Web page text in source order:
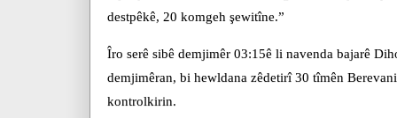
destpêkê, 20 komgeh şewitîne.”
Îro serê sibê demjimêr 03:15ê li navenda bajarê
demjimêran, bi hewldana zêdetirî 30 tîmên
kontrolkirin.